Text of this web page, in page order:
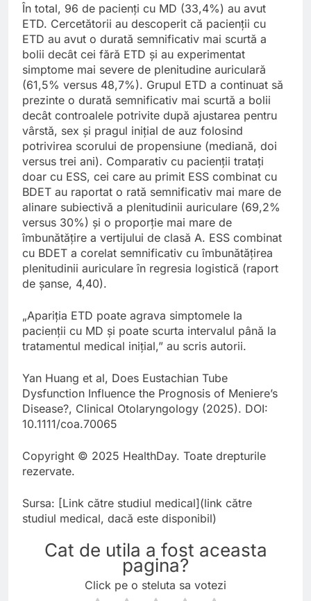
În total, 96 de pacienți cu MD (33,4%) au avut
ETD. Cercetătorii au descoperit că pacienții cu
ETD au avut o durată semnificativ mai scurtă a
bolii decât cei fără ETD și au experimentat
simptome mai severe de plenitudine auriculară
(61,5% versus 48,7%). Grupul ETD a continuat să
prezinte o durată semnificativ mai scurtă a bolii
decât controalele potrivite după ajustarea pentru
vârstă, sex și pragul inițial de auz folosind
potrivirea scorului de propensiune (mediană, doi
versus trei ani). Comparativ cu pacienții tratați
doar cu ESS, cei care au primit ESS combinat cu
BDET au raportat o rată semnificativ mai mare de
alinare subiectivă a plenitudinii auriculare (69,2%
versus 30%) și o proporție mai mare de
îmbunătățire a vertijului de clasă A. ESS combinat
cu BDET a corelat semnificativ cu îmbunătățirea
plenitudinii auriculare în regresia logistică (raport
de șanse, 4,40).
„Apariția ETD poate agrava simptomele la
pacienții cu MD și poate scurta intervalul până la
tratamentul medical inițial,” au scris autorii.
Yan Huang et al, Does Eustachian Tube
Dysfunction Influence the Prognosis of Meniere’s
Disease?, Clinical Otolaryngology (2025). DOI:
10.1111/coa.70065
Copyright © 2025 HealthDay. Toate drepturile
rezervate.
Sursa: [Link către studiul medical](link către
studiul medical, dacă este disponibil)
Cat de utila a fost aceasta
pagina?
Click pe o steluta sa votezi